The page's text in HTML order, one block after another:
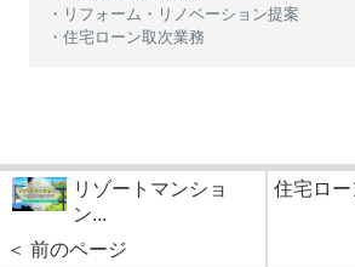
・リフォーム・リノベーション提案
・住宅ローン取次業務
リゾートマンショ
ン...
＜ 前のページ
住宅ロ